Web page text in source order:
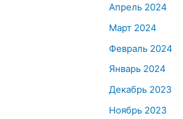
Апрель 2024
Март 2024
Февраль 2024
Январь 2024
Декабрь 2023
Ноябрь 2023